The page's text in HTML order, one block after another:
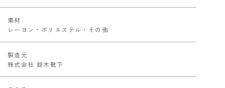
素材
レーヨン・ポリエステル・その他
製造元
株式会社 鈴木靴下